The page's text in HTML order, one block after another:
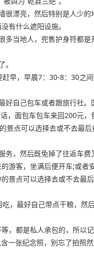
很漂亮，然后特别是人少的
有什么遮阳设施。
多当地人，兜售护身符都是
早，早晨7：30-8：30之
好自己包车或者跟旅行社。
，面包车包车来回200元，
景点可以选择去或不去最
务，然后既免掉了往返车费
游客，坐满后便开车;或者
景点可以选择去或不去最
，最好自己带点干粮，然
，都是私人承包的，所以
一张纪念照，别忘了拍照